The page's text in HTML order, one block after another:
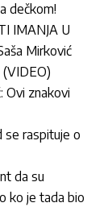
dečkom!
IMANJA U
Mirković
Ovi znakovi
se raspituje o
da su
ko je tada bio